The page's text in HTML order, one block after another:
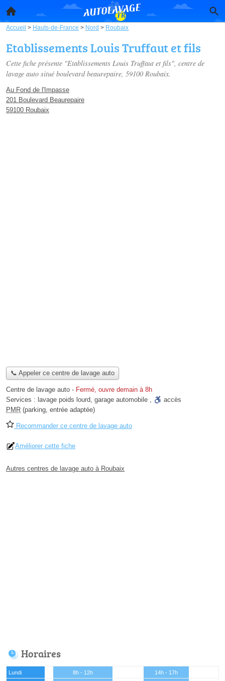
Accueil > Hauts-de-France > Nord > Roubaix
Etablissements Louis Truffaut et fils
Cette fiche présente "Etablissements Louis Truffaut et fils", centre de
lavage auto situé boulevard beaurepaire, 59100 Roubaix.
Au Fond de l'Impasse
201 Boulevard Beaurepaire
59100 Roubaix
📞 Appeler ce centre de lavage auto
Centre de lavage auto - Fermé, ouvre demain à 8h
Services : lavage poids lourd, garage automobile ,
accès
PMR (parking, entrée adaptée)
Recommander ce centre de lavage auto
Améliorer cette fiche
Autres centres de lavage auto à Roubaix
Horaires
Lundi 8h - 12h
14h - 17h